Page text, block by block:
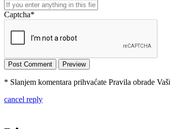
Captcha*
* Slanjem komentara prihvaćate Pravila obrade
cancel reply